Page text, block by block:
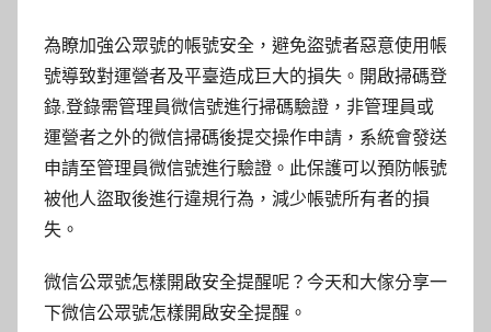
為瞭加強公眾號的帳號安全，避免盜號者惡意使用帳
號導致對運營者及平臺造成巨大的損失。開啟掃碼登
錄,登錄需管理員微信號進行掃碼驗證，非管理員或
運營者之外的微信掃碼後提交操作申請，系統會發送
申請至管理員微信號進行驗證。此保護可以預防帳號
被他人盜取後進行違規行為，減少帳號所有者的損
失。
微信公眾號怎樣開啟安全提醒呢？今天和大傢分享一
下微信公眾號怎樣開啟安全提醒。